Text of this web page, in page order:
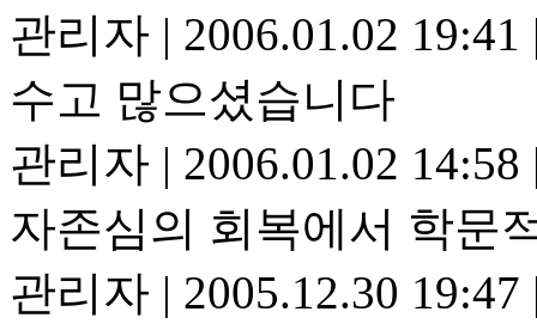
관리자 | 2006.01.02 19:41
수고 많으셨습니다
관리자 | 2006.01.02 14:58
자존심의 회복에서 학문
관리자 | 2005.12.30 19:47